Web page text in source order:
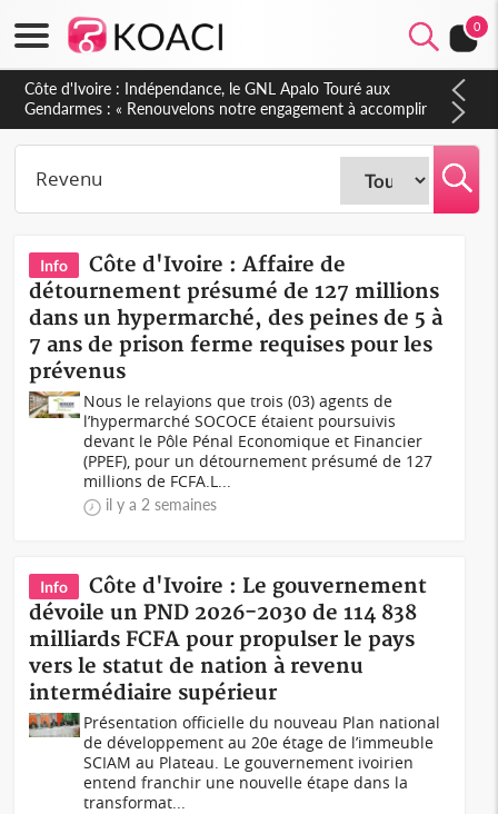
0
Sierra Leone : Un projet de réforme constitutionnelle en
gestation, points clés des amendements, un exclu d'avance
Info
Côte d'Ivoire : Affaire de
détournement présumé de 127 millions
dans un hypermarché, des peines de 5 à
7 ans de prison ferme requises pour les
prévenus
Nous le relayions que trois (03) agents de
l’hypermarché SOCOCE étaient poursuivis
devant le Pôle Pénal Economique et Financier
(PPEF), pour un détournement présumé de 127
millions de FCFA.L...
il y a 2 semaines
Info
Côte d'Ivoire : Le gouvernement
dévoile un PND 2026-2030 de 114 838
milliards FCFA pour propulser le pays
vers le statut de nation à revenu
intermédiaire supérieur
Présentation officielle du nouveau Plan national
de développement au 20e étage de l’immeuble
SCIAM au Plateau. Le gouvernement ivoirien
entend franchir une nouvelle étape dans la
transformat...